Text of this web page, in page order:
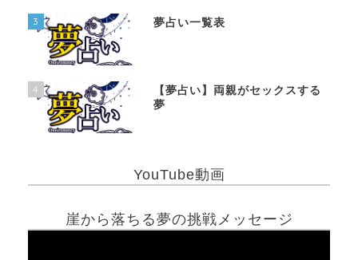
3 夢占い一覧表
4
【夢占い】両親がセックスする
夢
YouTube動画
崖から落ちる夢の挑戦メッセージ